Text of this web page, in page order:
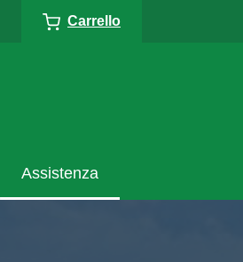
Carrello
Assistenza